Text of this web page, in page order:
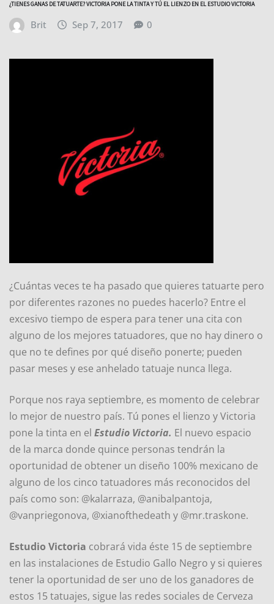
¿TIENES GANAS DE TATUARTE? VICTORIA PONE LA TINTA Y TÚ EL LIENZO EN EL ESTUDIO VICTORIA
Brit Sep 7, 2017 0
¿Cuántas veces te ha pasado que quieres tatuarte pero
por diferentes razones no puedes hacerlo? Entre el
excesivo tiempo de espera para tener una cita con
alguno de los mejores tatuadores, que no hay dinero o
que no te defines por qué diseño ponerte; pueden
pasar meses y ese anhelado tatuaje nunca llega.
Porque nos raya septiembre, es momento de celebrar
lo mejor de nuestro país. Tú pones el lienzo y Victoria
pone la tinta en el Estudio Victoria. El nuevo espacio
de la marca donde quince personas tendrán la
oportunidad de obtener un diseño 100% mexicano de
alguno de los cinco tatuadores más reconocidos del
país como son: @kalarraza, @anibalpantoja,
@vanpriegonova, @xianofthedeath y @mr.traskone.
Estudio Victoria cobrará vida éste 15 de septiembre
en las instalaciones de Estudio Gallo Negro y si quieres
tener la oportunidad de ser uno de los ganadores de
estos 15 tatuajes, sigue las redes sociales de Cerveza